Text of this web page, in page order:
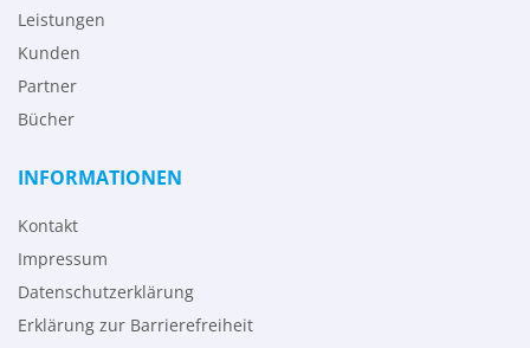
Leistungen
Kunden
Partner
Bücher
INFORMATIONEN
Kontakt
Impressum
Datenschutzerklärung
Erklärung zur Barrierefreiheit